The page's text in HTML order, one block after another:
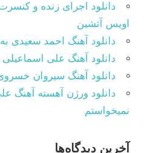
دانلود اجرای زنده و
اویس آتشین
دانلود آهنگ احمد سعیدی
دانلود آهنگ علی
دانلود آهنگ سیروان
دانلود ورژن آهسته آهنگ
نمیخواستم
آخرین دیدگاه‌ها